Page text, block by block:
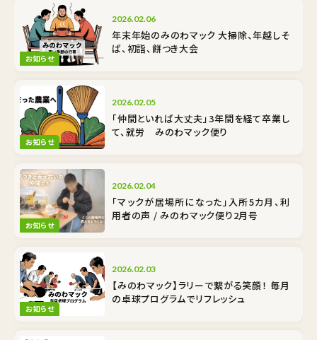
お知らせ
2026.02.06
年末年始のみのわマック 大掃除、年越しそ
ば、初詣、餅つき大会
お知らせ
2026.02.05
「仲間といれば大丈夫」3年間を経て卒業し
て、就労 みのわマック便り
お知らせ
2026.02.04
「マックが居場所になった」入所5カ月、利
用者の声 / みのわマック便り2月号
お知らせ
2026.02.03
【みのわマック】ラリーで繋がる笑顔！ 毎月
の卓球プログラムでリフレッシュ